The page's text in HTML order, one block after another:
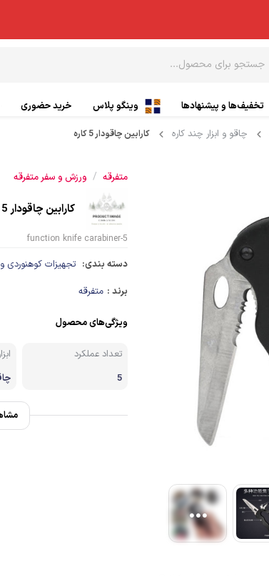
پلار
شلوار کوهنوردی و ورزشی
لگینگ ورزشی
شلوارک کوهنوردی و ورزشی
چتر کمکی پاراگلایدر
صندلی پاراگلایدر
تخفیف‌ها و پیشنهادها وینگو پلاس خرید حضوری
چاقو و ابزار چند کاره کارابین چاقودار 5 کاره
متفرقه / ورزش و سفر متفرقه
کارابین چاقودار 5 کاره
5-function knife carabiner
دسته بندی: تجهیزات کوهنوردی
برند : متفرقه
ویژگی‌های محصول
تعداد عملکرد
5
ب